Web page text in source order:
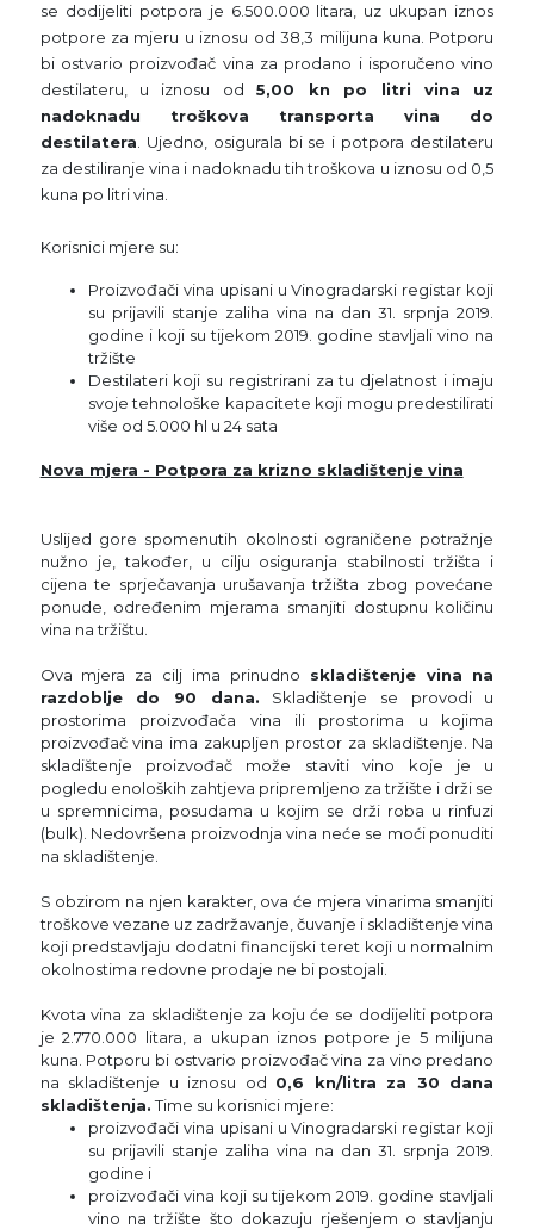
se dodijeliti potpora je 6.500.000 litara, uz ukupan iznos
potpore za mjeru u iznosu od 38,3 milijuna kuna. Potporu
bi ostvario proizvođač vina za prodano i isporučeno vino
destilateru, u iznosu od5,00 kn po litri vina uz
nadoknadu troškova transporta vina do
destilatera . Ujedno, osigurala bi se i potpora destilateru
za destiliranje vina i nadoknadu tih troškova u iznosu od 0,5
kuna po litri vina.
Korisnici mjere su:
Proizvođači vina upisani u Vinogradarski registar koji
su prijavili stanje zaliha vina na dan 31. srpnja 2019.
godine i koji su tijekom 2019. godine stavljali vino na
tržište
Destilateri koji su registrirani za tu djelatnost i imaju
svoje tehnološke kapacitete koji mogu predestilirati
više od 5.000 hl u 24 sata
Nova mjera - Potpora za krizno skladištenje vina
Uslijed gore spomenutih okolnosti ograničene potražnje
nužno je, također, u cilju osiguranja stabilnosti tržišta i
cijena te sprječavanja urušavanja tržišta zbog povećane
ponude, određenim mjerama smanjiti dostupnu količinu
vina na tržištu.
Ova mjera za cilj ima prinudno skladištenje vina na
razdoblje do 90 dana. Skladištenje se provodi u
prostorima proizvođača vina ili prostorima u kojima
proizvođač vina ima zakupljen prostor za skladištenje. Na
skladištenje proizvođač može staviti vino koje je u
pogledu enoloških zahtjeva pripremljeno za tržište i drži se
u spremnicima, posudama u kojim se drži roba u rinfuzi
(bulk). Nedovršena proizvodnja vina neće se moći ponuditi
na skladištenje.
S obzirom na njen karakter, ova će mjera vinarima smanjiti
troškove vezane uz zadržavanje, čuvanje i skladištenje vina
koji predstavljaju dodatni financijski teret koji u normalnim
okolnostima redovne prodaje ne bi postojali.
Kvota vina za skladištenje za koju će se dodijeliti potpora
je 2.770.000 litara, a ukupan iznos potpore je 5 milijuna
kuna. Potporu bi ostvario proizvođač vina za vino predano
na skladištenje u iznosu od 0,6 kn/litra za 30 dana
skladištenja.Time su korisnici mjere:
proizvođači vina upisani u Vinogradarski registar koji
su prijavili stanje zaliha vina na dan 31. srpnja 2019.
godine i
proizvođači vina koji su tijekom 2019. godine stavljali
vino na tržište što dokazuju rješenjem o stavljanju